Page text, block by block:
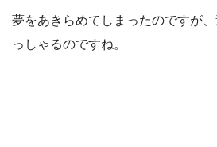
夢をあきらめてしまったのですが
っしゃるのですね。